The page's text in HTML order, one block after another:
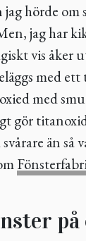
jag hörde
jag har
vis åker
med
med
gör
än så
på